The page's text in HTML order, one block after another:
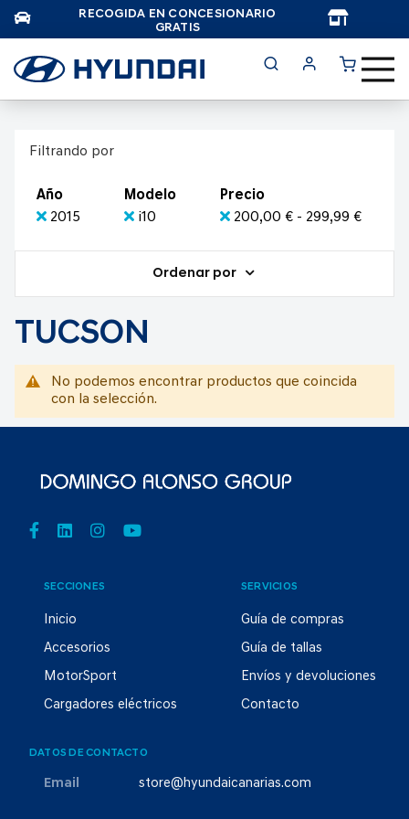
RECOGIDA EN CONCESIONARIO
GRATIS
Filtrando por
Año
2015
Modelo
i10
Precio
200,00 € - 299,99 €
Ordenar por
TUCSON
No podemos encontrar productos que coincida
con la selección.
SECCIONES
Inicio
Accesorios
MotorSport
Cargadores eléctricos
SERVICIOS
Guía de compras
Guía de tallas
Envíos y devoluciones
Contacto
DATOS DE CONTACTO
Email store@hyundaicanarias.com